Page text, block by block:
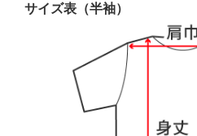
サイズ表（半袖）